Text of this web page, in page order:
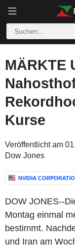
MÄRKTE
Kurse
Veröffentlicht am
Dow Jones
NVIDIA
DOW JONES--
Montag einmal
bestimmt.
und Iran am